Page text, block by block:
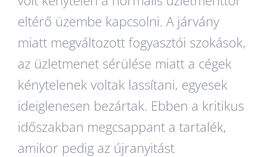
eltérő üzembe kapcsolni. A járvány
miatt megváltozott fogyasztói szokások,
az üzletmenet sérülése miatt a cégek
kénytelenek voltak lassítani, egyesek
ideiglenesen bezártak. Ebben a kritikus
időszakban megcsappant a tartalék,
amikor pedig az újranyitást